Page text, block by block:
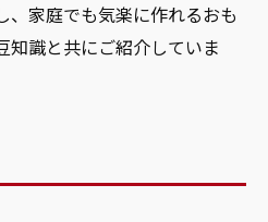
、家庭でも気楽に作れるおも
知識と共にご紹介していま